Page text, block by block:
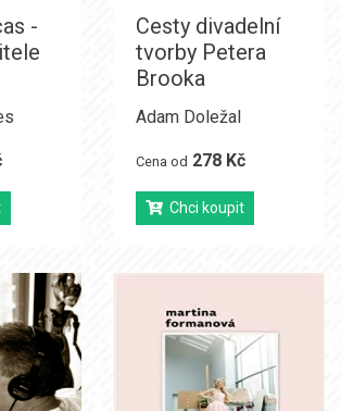
-
Cesty divadelní
tvorby Petera
Brooka
Adam Doležal
Cena od 278 Kč
Chci koupit